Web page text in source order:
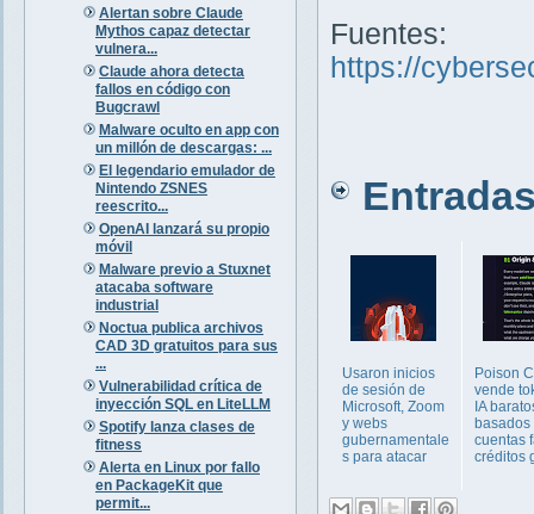
Alertan sobre Claude
Mythos capaz detectar
vulnera...
Claude ahora detecta
fallos en código con
Bugcrawl
Malware oculto en app con
un millón de descargas: ...
El legendario emulador de
Nintendo ZSNES
reescrito...
OpenAI lanzará su propio
móvil
Malware previo a Stuxnet
atacaba software
industrial
Noctua publica archivos
CAD 3D gratuitos para sus
...
Vulnerabilidad crítica de
inyección SQL en LiteLLM
Spotify lanza clases de
fitness
Alerta en Linux por fallo
en PackageKit que
permit...
Fuentes:
https://
Entradas
Usaron inicios
de sesión de
Microsoft, Zoom
y webs
gubernamentale
s para atacar
Poison
vende
IA
basados
cuentas
créditos